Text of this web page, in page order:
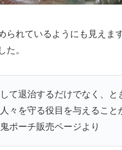
られているようにも見えま
た。
て退治するだけでなく、と
々を守る役目を与えること
ポーチ販売ページより